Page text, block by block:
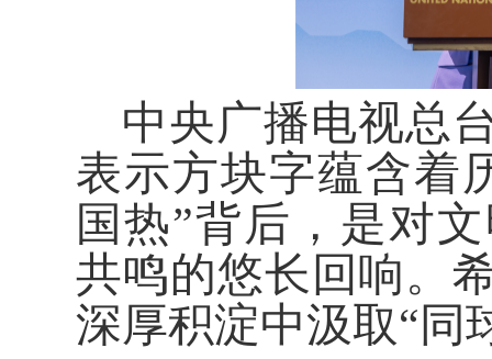
中央广播电视总
表示方块字蕴含着
国热”背后，是对
共鸣的悠长回响。
深厚积淀中汲取“同